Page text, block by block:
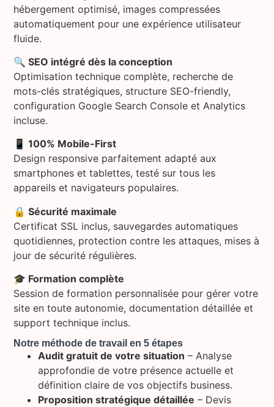
hébergement optimisé, images compressées
automatiquement pour une expérience utilisateur
fluide.
🔍 SEO intégré dès la conception
Optimisation technique complète, recherche de
mots-clés stratégiques, structure SEO-friendly,
configuration Google Search Console et Analytics
incluse.
📱 100% Mobile-First
Design responsive parfaitement adapté aux
smartphones et tablettes, testé sur tous les
appareils et navigateurs populaires.
🔒 Sécurité maximale
Certificat SSL inclus, sauvegardes automatiques
quotidiennes, protection contre les attaques, mises à
jour de sécurité régulières.
🎓 Formation complète
Session de formation personnalisée pour gérer votre
site en toute autonomie, documentation détaillée et
support technique inclus.
Notre méthode de travail en 5 étapes
Audit gratuit de votre situation – Analyse
approfondie de votre présence actuelle et
définition claire de vos objectifs business.
Proposition stratégique détaillée – Devis